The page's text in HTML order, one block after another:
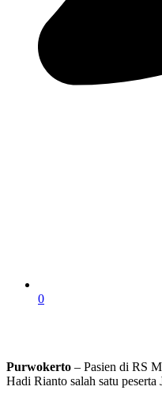
0
Purwokerto – Pasien di RS
Hadi Rianto salah satu